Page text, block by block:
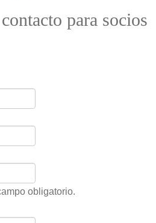
para socios
obligatorio.